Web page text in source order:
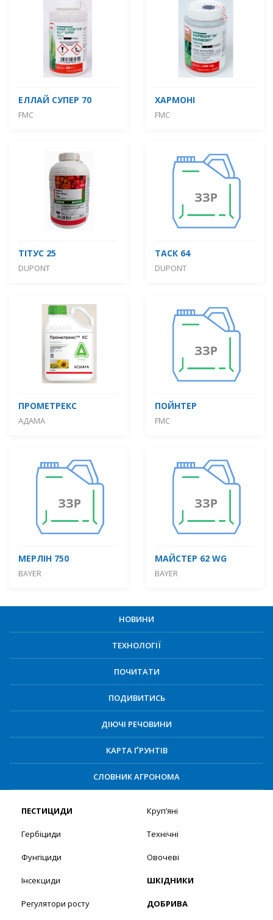
ЕЛЛАЙ СУПЕР 70
FMC
ХАРМОНІ
FMC
ТІТУС 25
DUPONT
ТАСК 64
DUPONT
ПРОМЕТРЕКС
АДАМА
ПОЙНТЕР
FMC
МЕРЛІН 750
BAYER
МАЙСТЕР 62 WG
BAYER
НОВИНИ
ТЕХНОЛОГІЇ
ПОЧИТАТИ
ПОДИВИТИСЬ
ДІЮЧІ РЕЧОВИНИ
КАРТА ҐРУНТІВ
СЛОВНИК АГРОНОМА
ПЕСТИЦИДИ
Гербіциди
Фунгіциди
Інсекциди
Регулятори росту
Круп’яні
Технічні
Овочеві
ШКІДНИКИ
ДОБРИВА